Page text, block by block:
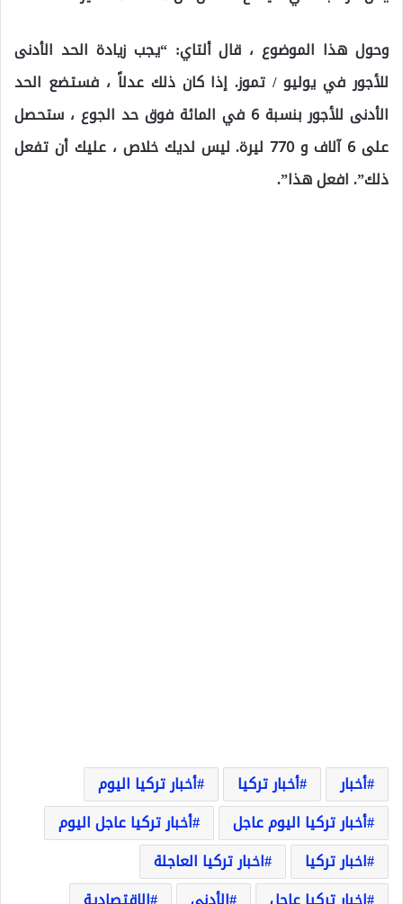
وحول هذا الموضوع ، قال ألتاي: “يجب زيادة الحد الأدنى
للأجور في يوليو / تموز. إذا كان ذلك عدلاً ، فستضع الحد
الأدنى للأجور بنسبة 6 في المائة فوق حد الجوع ، ستحصل
على 6 آلاف و 770 ليرة. ليس لديك خلاص ، عليك أن تفعل
ذلك”. افعل هذا”.
أخبار أخبار تركيا
أخبار تركيا اليوم
أخبار تركيا اليوم عاجل
أخبار تركيا عاجل اليوم
اخبار تركيا
اخبار تركيا العاجلة